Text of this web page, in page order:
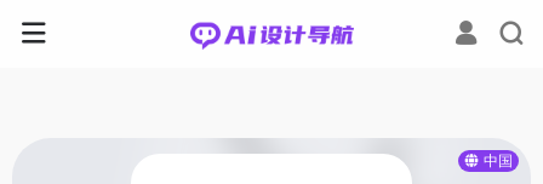
中国